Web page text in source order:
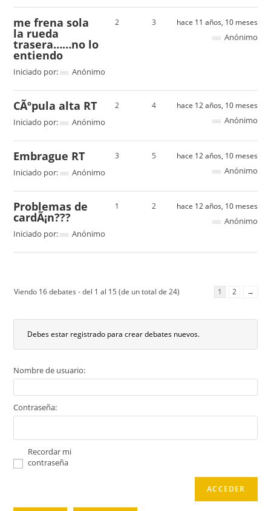
me frena sola
la rueda
trasera……no lo
entiendo
Iniciado por: Anónimo
2 3 hace 11 años, 10 meses
Anónimo
CÃºpula alta RT
Iniciado por: Anónimo
2 4 hace 12 años, 10 meses
Anónimo
Embrague RT
Iniciado por: Anónimo
3 5 hace 12 años, 10 meses
Anónimo
Problemas de
cardÃ¡n???
Iniciado por: Anónimo
1 2 hace 12 años, 10 meses
Anónimo
Viendo 16 debates - del 1 al 15 (de un total de 24) 1 2 →
Debes estar registrado para crear debates nuevos.
Nombre de usuario:
Contraseña:
Recordar mi
contraseña
ACCEDER